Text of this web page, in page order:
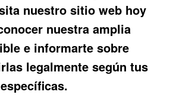
nuestro sitio web hoy
nuestra amplia
e informarte sobre
legalmente según tus